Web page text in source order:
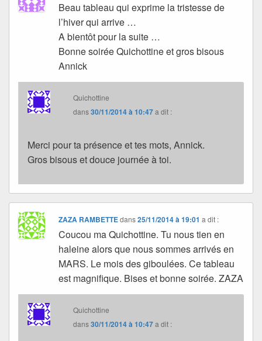
Beau tableau qui exprime la tristesse de
l’hiver qui arrive …
A bientôt pour la suite …
Bonne soirée Quichottine et gros bisous
Annick
Quichottine
dans30/11/2014 à 10:47a dit :
Merci pour ta présence et tes mots, Annick.
Gros bisous et douce journée à toi.
ZAZA RAMBETTEdans25/11/2014 à 19:01 a dit :
Coucou ma Quichottine. Tu nous tien en
haleine alors que nous sommes arrivés en
MARS. Le mois des giboulées. Ce tableau
est magnifique. Bises et bonne soirée. ZAZA
Quichottine
dans30/11/2014 à 10:47a dit :